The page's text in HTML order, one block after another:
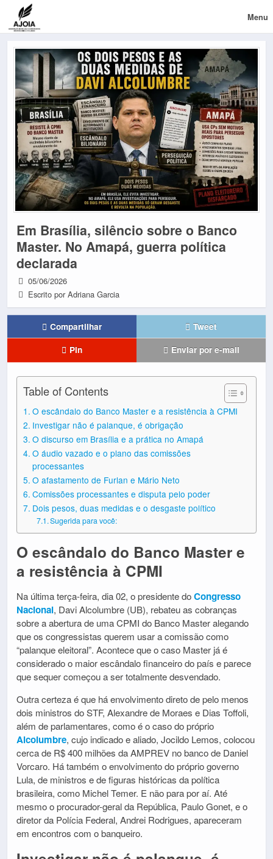
Menu
Em Brasília, silêncio sobre o Banco
Master. No Amapá, guerra política
declarada
05/06/2026
Escrito por Adriana Garcia
Compartilhar
Tweet
Pin
Enviar por e-mail
Table of Contents
O escândalo do Banco Master e a resistência à CPMI
Investigar não é palanque, é obrigação
O discurso em Brasília e a prática no Amapá
O áudio vazado e o plano das comissões
processantes
O afastamento de Furlan e Mário Neto
Comissões processantes e disputa pelo poder
Dois pesos, duas medidas e o desgaste político
Sugerida para você:
O escândalo do Banco Master e
a resistência à CPMI
Na última terça-feira, dia 02, o presidente doCongresso
Nacional, Davi Alcolumbre (UB), rebateu as cobranças
sobre a abertura de uma CPMI do Banco Master alegando
que os congressistas querem usar a comissão como
“palanque eleitoral”. Acontece que o caso Master já é
considerado o maior escândalo financeiro do país e parece
que sequer começou a ser totalmente desvendado.
Outra certeza é que há envolvimento direto de pelo menos
dois ministros do STF, Alexandre de Moraes e Dias Toffoli,
além de parlamentares, como é o caso do próprio
Alcolumbre, cujo indicado e aliado, Jocildo Lemos, colocou
cerca de R$ 400 milhões da AMPREV no banco de Daniel
Vorcaro. Há também o envolvimento do próprio governo
Lula, de ministros e de figuras históricas da política
brasileira, como Michel Temer. E não para por aí. Até
mesmo o procurador-geral da República, Paulo Gonet, e o
diretor da Polícia Federal, Andrei Rodrigues, apareceram
em encontros com o banqueiro.